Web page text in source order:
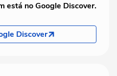
está no Google Discover.
Discover